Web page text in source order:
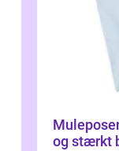
og stærkt